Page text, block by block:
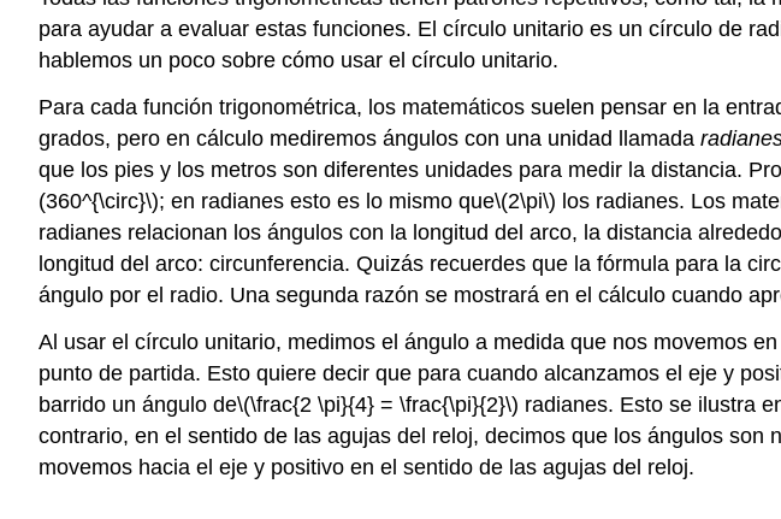
para ayudar a evaluar estas funciones. El círculo unitario es un círculo de
hablemos un poco sobre cómo usar el círculo unitario.
Para cada función trigonométrica, los matemáticos suelen pensar en la
grados, pero en cálculo mediremos ángulos con una unidad llamada
que los pies y los metros son diferentes unidades para medir la distancia.
(360^{\circ}\); en radianes esto es lo mismo que\(2\pi\) los radianes. Los
radianes relacionan los ángulos con la longitud del arco, la distancia
longitud del arco: circunferencia. Quizás recuerdes que la fórmula para la
ángulo por el radio. Una segunda razón se mostrará en el cálculo cuando
Al usar el círculo unitario, medimos el ángulo a medida que nos movemos
punto de partida. Esto quiere decir que para cuando alcanzamos el eje y
barrido un ángulo de\(\frac{2 \pi}{4} = \frac{\pi}{2}\) radianes. Esto se ilustra
contrario, en el sentido de las agujas del reloj, decimos que los ángulos son
movemos hacia el eje y positivo en el sentido de las agujas del reloj.